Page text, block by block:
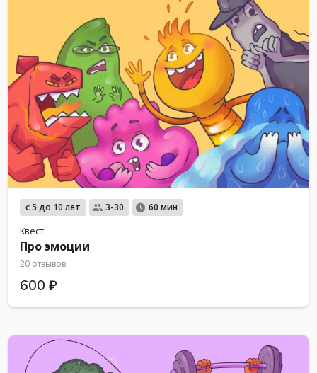
с 5 до 10 лет 3-30 60 мин
Квест
Про эмоции
20 отзывов
600 ₽